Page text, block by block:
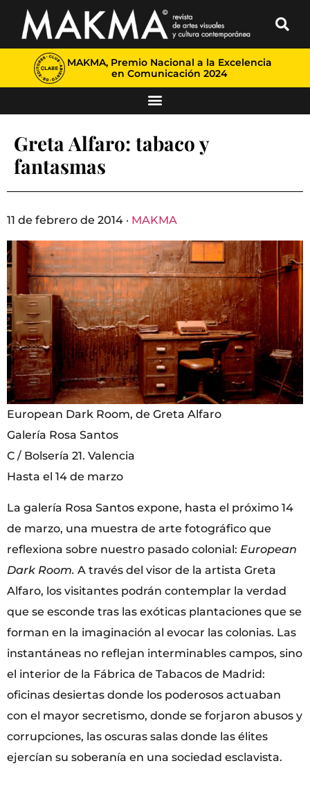
MAKMA, Premio Nacional a la Excelencia
en Comunicación 2024
Greta Alfaro: tabaco y
fantasmas
11 de febrero de 2014 · MAKMA
European Dark Room, de Greta Alfaro
Galería Rosa Santos
C / Bolsería 21. Valencia
Hasta el 14 de marzo
La galería Rosa Santos expone, hasta el próximo 14
de marzo, una muestra de arte fotográfico que
reflexiona sobre nuestro pasado colonial: European
Dark Room. A través del visor de la artista Greta
Alfaro, los visitantes podrán contemplar la verdad
que se esconde tras las exóticas plantaciones que se
forman en la imaginación al evocar las colonias. Las
instantáneas no reflejan interminables campos, sino
el interior de la Fábrica de Tabacos de Madrid:
oficinas desiertas donde los poderosos actuaban
con el mayor secretismo, donde se forjaron abusos y
corrupciones, las oscuras salas donde las élites
ejercían su soberanía en una sociedad esclavista.